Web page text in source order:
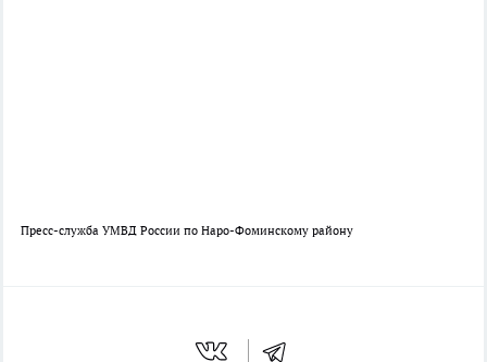
Пресс-служба УМВД России по Наро-Фоминскому району